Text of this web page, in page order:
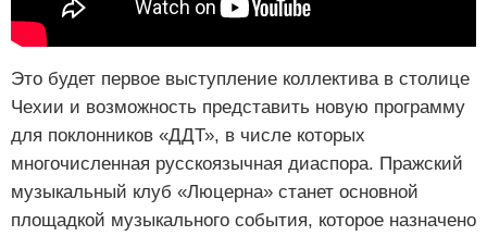
Это будет первое выступление коллектива в столице
Чехии и возможность представить новую программу
для поклонников «ДДТ», в числе которых
многочисленная русскоязычная диаспора. Пражский
музыкальный клуб «Люцерна» станет основной
площадкой музыкального события, которое назначено